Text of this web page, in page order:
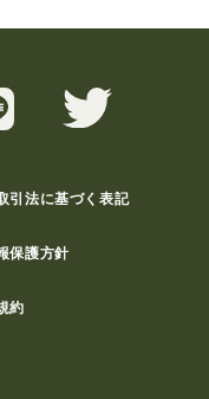
引法に基づく表記
保護方針
約